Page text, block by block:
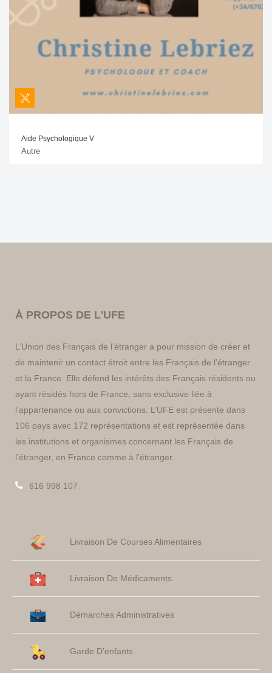
Aide Psychologique V
Autre
À PROPOS DE L'UFE
L’Union des Français de l’étranger a pour mission de créer et
de maintenir un contact étroit entre les Français de l’étranger
et la France. Elle défend les intérêts des Français résidents ou
ayant résidés hors de France, sans exclusive liée à
l’appartenance ou aux convictions. L’UFE est présente dans
106 pays avec 172 représentations et est représentée dans
les institutions et organismes concernant les Français de
l’étranger, en France comme à l'étranger.
616 998 107
Livraison De Courses Alimentaires
Livraison De Médicaments
Démarches Administratives
Garde D’enfants